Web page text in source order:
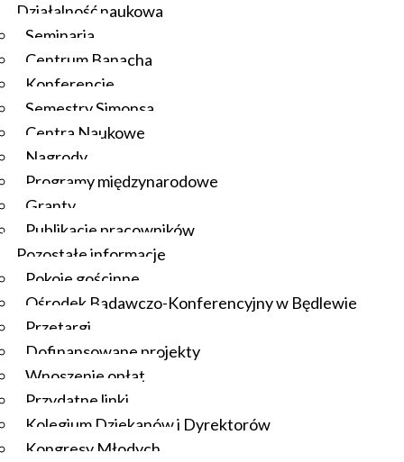
Działalność naukowa
Seminaria
Centrum Banacha
Konferencje
Semestry Simonsa
Centra Naukowe
Nagrody
Programy międzynarodowe
Granty
Publikacje pracowników
Pozostałe informacje
Pokoje gościnne
Ośrodek Badawczo-Konferencyjny w Będlewie
Przetargi
Dofinansowane projekty
Wnoszenie opłat
Przydatne linki
Kolegium Dziekanów i Dyrektorów
Kongresy Młodych